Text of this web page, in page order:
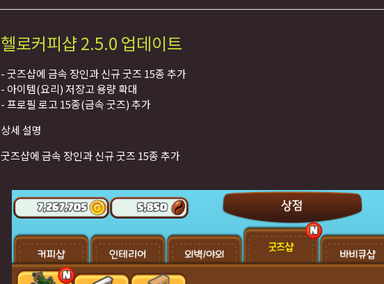
헬로커피샵 2.5.0 업데이트
- 굿즈샵에 금속 장인과 신규 굿즈 15종 추가
- 아이템(요리) 저장고 용량 확대
- 프로필 로고 15종(금속 굿즈) 추가
상세 설명
굿즈샵에 금속 장인과 신규 굿즈 15종 추가